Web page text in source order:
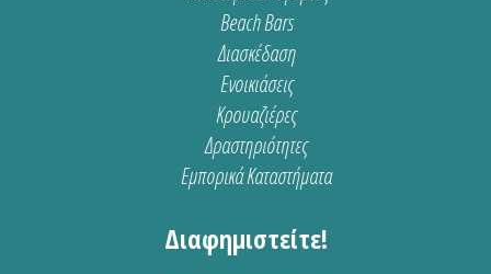
Beach Bars
Διασκέδαση
Ενοικιάσεις
Κρουαζιέρες
Δραστηριότητες
Εμπορικά Καταστήματα
Διαφημιστείτε!